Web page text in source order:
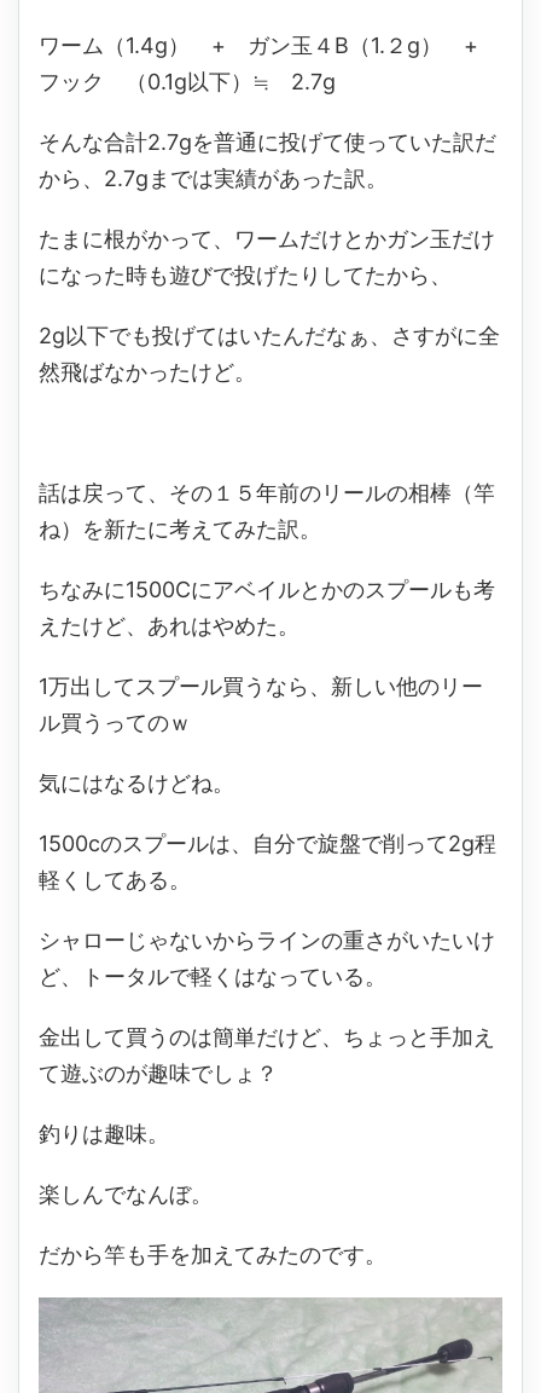
ワーム（1.4g） + ガン玉４B（1.２g） +
フック （0.1g以下）≒ 2.7g
そんな合計2.7gを普通に投げて使っていた訳だ
から、2.7gまでは実績があった訳。
たまに根がかって、ワームだけとかガン玉だけ
になった時も遊びで投げたりしてたから、
2g以下でも投げてはいたんだなぁ、さすがに全
然飛ばなかったけど。
話は戻って、その１５年前のリールの相棒（竿
ね）を新たに考えてみた訳。
ちなみに1500Cにアベイルとかのスプールも考
えたけど、あれはやめた。
1万出してスプール買うなら、新しい他のリー
ル買うってのｗ
気にはなるけどね。
1500cのスプールは、自分で旋盤で削って2g程
軽くしてある。
シャローじゃないからラインの重さがいたいけ
ど、トータルで軽くはなっている。
金出して買うのは簡単だけど、ちょっと手加え
て遊ぶのが趣味でしょ？
釣りは趣味。
楽しんでなんぼ。
だから竿も手を加えてみたのです。